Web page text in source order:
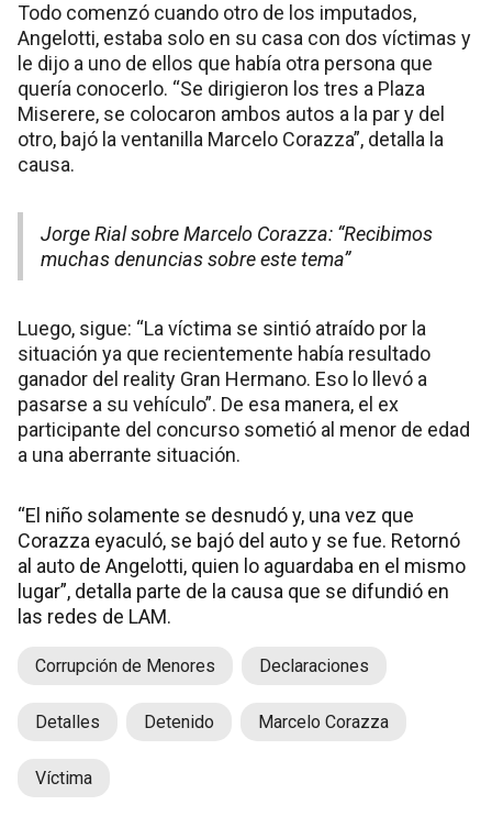
Todo comenzó cuando otro de los imputados,
Angelotti, estaba solo en su casa con dos víctimas y
le dijo a uno de ellos que había otra persona que
quería conocerlo. “Se dirigieron los tres a Plaza
Miserere, se colocaron ambos autos a la par y del
otro, bajó la ventanilla Marcelo Corazza”, detalla la
causa.
Jorge Rial sobre Marcelo Corazza: “Recibimos
muchas denuncias sobre este tema”
Luego, sigue: “La víctima se sintió atraído por la
situación ya que recientemente había resultado
ganador del reality Gran Hermano. Eso lo llevó a
pasarse a su vehículo”. De esa manera, el ex
participante del concurso sometió al menor de edad
a una aberrante situación.
“El niño solamente se desnudó y, una vez que
Corazza eyaculó, se bajó del auto y se fue. Retornó
al auto de Angelotti, quien lo aguardaba en el mismo
lugar”, detalla parte de la causa que se difundió en
las redes de LAM.
Corrupción de Menores Declaraciones
Detalles Detenido Marcelo Corazza
Víctima